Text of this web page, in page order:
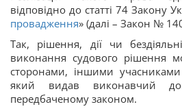
відповідно до статті 74 Закону
провадження» (далі – Закон №
Так, рішення, дії чи
виконання судового рішення
сторонами, іншими
який видав виконавчий
передбаченому законом.